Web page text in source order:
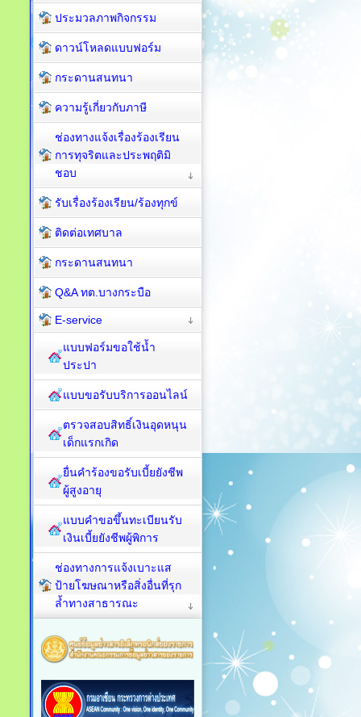
ประมวลภาพกิจกรรม
ดาวน์โหลดแบบฟอร์ม
กระดานสนทนา
ความรู้เกี่ยวกับภาษี
ช่องทางแจ้งเรื่องร้องเรียน
การทุจริตและประพฤติมิ
ชอบ
รับเรื่องร้องเรียน/ร้องทุกข์
ติดต่อเทศบาล
กระดานสนทนา
Q&A ทต.บางกระบือ
E-service
แบบฟอร์มขอใช้น้ำ
ประปา
แบบขอรับบริการออนไลน์
ตรวจสอบสิทธิ์เงินอุดหนุน
เด็กแรกเกิด
ยื่นคำร้องขอรับเบี้ยยังชีพ
ผู้สูงอายุ
แบบคำขอขึ้นทะเบียนรับ
เงินเบี้ยยังชีพผู้พิการ
ช่องทางการแจ้งเบาะแส
ป้ายโฆษณาหรือสิ่งอื่นที่รุก
ล้ำทางสาธารณะ